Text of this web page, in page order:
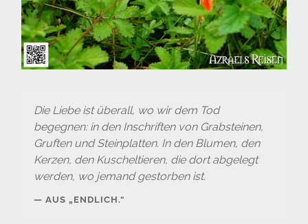
Die Liebe ist überall, wo wir dem Tod
begegnen: in den Inschriften von Grabsteinen,
Gruften und Steinplatten. In den Blumen, den
Kerzen, den Kuscheltieren, die dort abgelegt
werden, wo jemand gestorben ist.
AUS „ENDLICH.“